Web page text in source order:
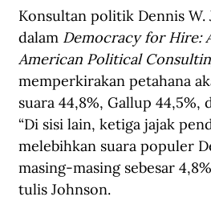
Konsultan politik Dennis W.
dalam Democracy for Hire:
American Political
memperkirakan petahana
suara 44,8%, Gallup 44,5%,
“Di sisi lain, ketiga jajak
melebihkan suara populer
masing-masing sebesar
tulis Johnson.